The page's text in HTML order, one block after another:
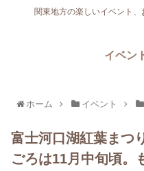
関東地方の楽しいイベント
イベン
ホーム イベント
富士河口湖紅葉まつ
ごろは11月中旬頃。